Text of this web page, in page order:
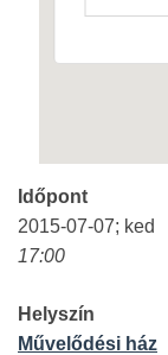
Időpont
2015-07-07; ked
17:00
Helyszín
Művelődési ház